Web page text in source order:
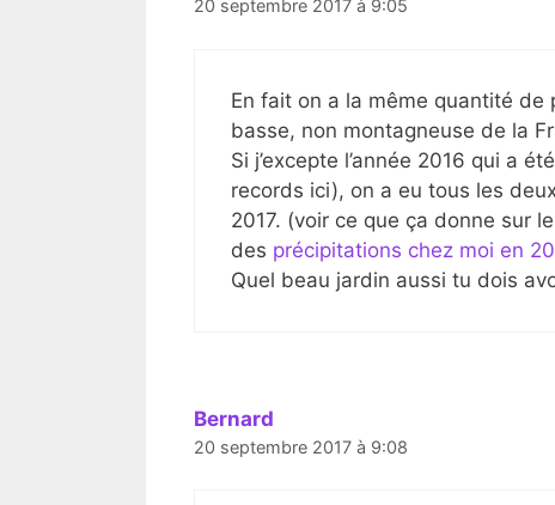
20 septembre 2017 à 9:05
En fait on a la même quantité
basse, non montagneuse de la
Si j’excepte l’année 2016 qui a
records ici), on a eu tous les
2017. (voir ce que ça donne sur
des précipitations chez moi en
Quel beau jardin aussi tu dois
Bernard
20 septembre 2017 à 9:08